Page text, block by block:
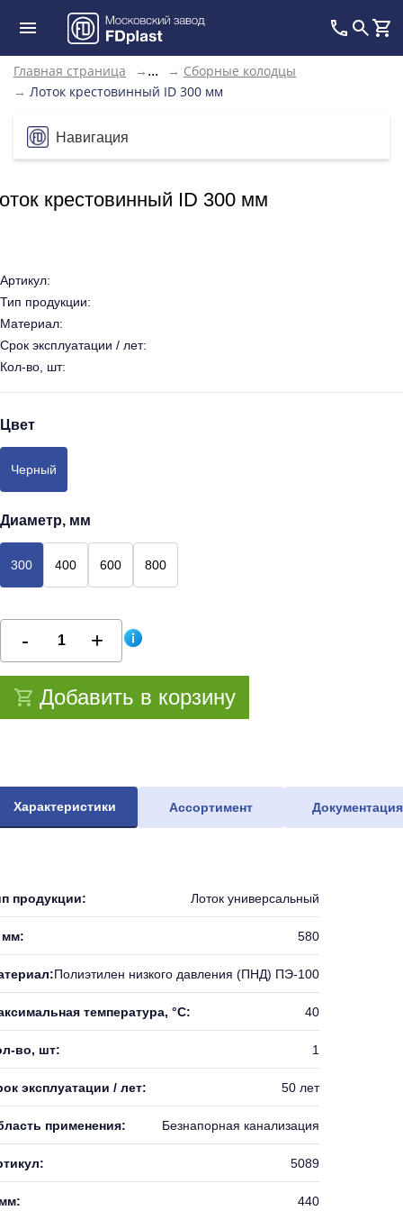
Главная страница → ... → Сборные колодцы
→ Лоток крестовинный ID 300 мм
Навигация
крестовинный ID 300 мм
Артикул:
Тип продукции:
Материал:
Срок эксплуатации / лет:
Кол-во, шт:
Цвет
Черный
Диаметр, мм
300 400 600 800
Добавить в корзину
Характеристики Ассортимент Документация
продукции: Лоток универсальный
мм: 580
Полиэтилен низкого давления (ПНД) ПЭ-100
температура, °С: 40
во, шт: 1
эксплуатации / лет: 50 лет
применения: Безнапорная канализация
5089
440